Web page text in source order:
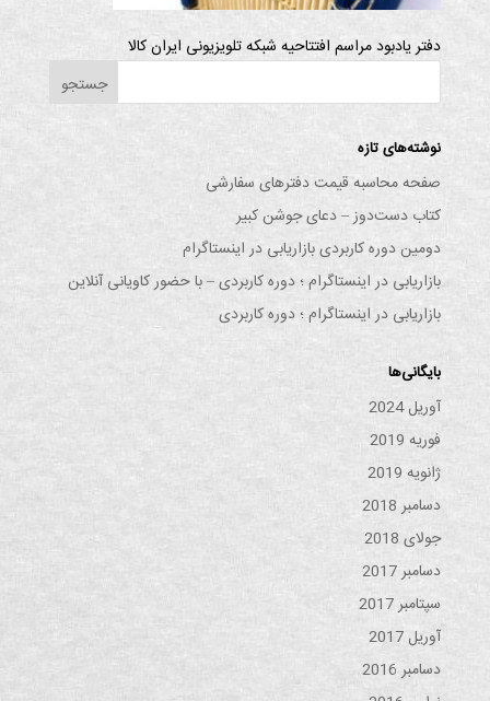
دفتر یادبود مراسم افتتاحیه شبکه تلویزیونی ایران کالا
نوشته‌های تازه
صفحه محاسبه قیمت دفترهای سفارشی
کتاب دست‌دوز – دعای جوشن کبیر
دومین دوره کاربردی بازاریابی در اینستاگرام
بازاریابی در اینستاگرام ؛ دوره کاربردی – با حضور کاویانی آنلاین
بازاریابی در اینستاگرام ؛ دوره کاربردی
بایگانی‌ها
آوریل 2024
فوریه 2019
ژانویه 2019
دسامبر 2018
جولای 2018
دسامبر 2017
سپتامبر 2017
آوریل 2017
دسامبر 2016